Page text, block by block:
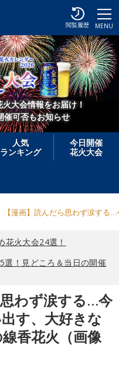
MENU
閲覧履歴
大会情報をお届け！
催可否もお知らせ
人気
ランキング
今日開催
花火大会
【漫画】読んだら思わず涙する
花火大会24選！
選！見どころ＆当日の開催
思わず涙する…今
す、大好きな
香花火（画像